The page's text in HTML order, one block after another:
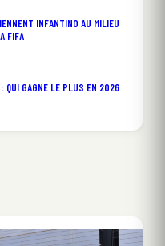
INFANTINO AU MILIEU
FIFA
QUI GAGNE LE PLUS EN 2026